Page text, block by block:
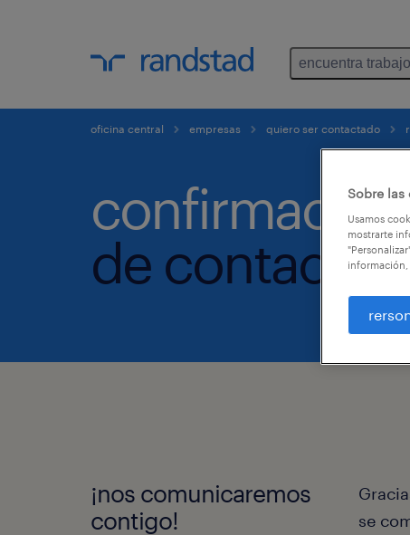
encuentra trabajo
oficina central empresas quiero ser contactado
confirmación
de contacto.
¡nos comunicaremos
contigo!
se
Sobre las
Usamos
mostrarte
información,